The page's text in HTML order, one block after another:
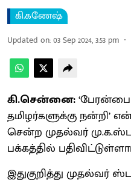
கி.கணேஷ்
Updated on:03 Sep 2024, 3:53 pm
கி.சென்னை:
தமிழர்களுக்கு நன்றி’
சென்ற முதல்வர்
பக்கத்தில்
இதுகுறித்து முதல்வர்